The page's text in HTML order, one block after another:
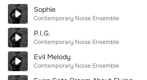
Sophie
Contemporary Noise Ensemble
P.I.G.
Contemporary Noise Ensemble
Evil Melody
Contemporary Noise Ensemble